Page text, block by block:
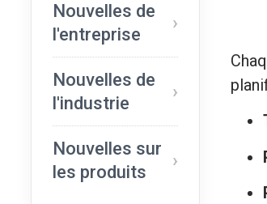
Nouvelles de
l'entreprise
Nouvelles de
l'industrie
Nouvelles sur
les produits